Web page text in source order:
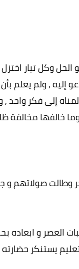
الحل وكل تيار
إليه , ولم يعلم
إلى فكر واحد ,
خالفها مخالفة
وطالت صولاتهم و
و ابعاده
يستنكر حضارته